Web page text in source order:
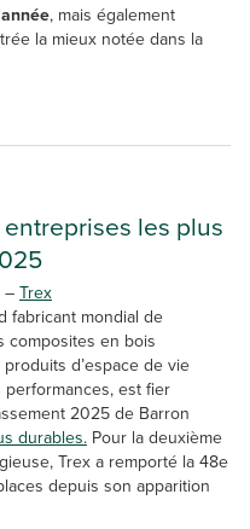
, mais également
la mieux notée dans la
les plus
–Trex
fabricant mondial de
composites en bois
d’espace de vie
est fier
2025 de Barron
durables. Pour la deuxième
Trex a remporté la 48e
depuis son apparition